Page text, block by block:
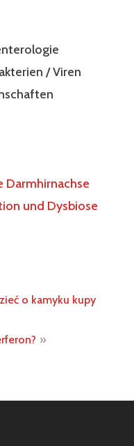
/ Viren
Darmhirnachse
und Dysbiose
o kamyku kupy